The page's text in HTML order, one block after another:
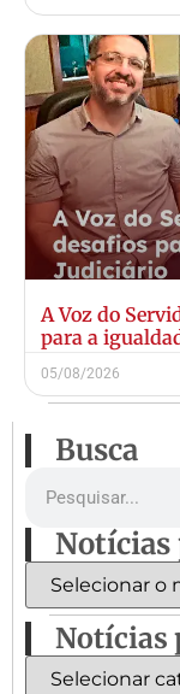
A Voz do
para a
05/08/2026
Busca
Notícias
Notícias